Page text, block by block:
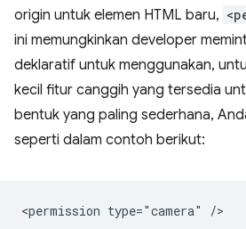
origin untuk elemen HTML baru,
ini memungkinkan developer
deklaratif untuk menggunakan,
kecil fitur canggih yang tersedia
bentuk yang paling sederhana,
seperti dalam contoh berikut: